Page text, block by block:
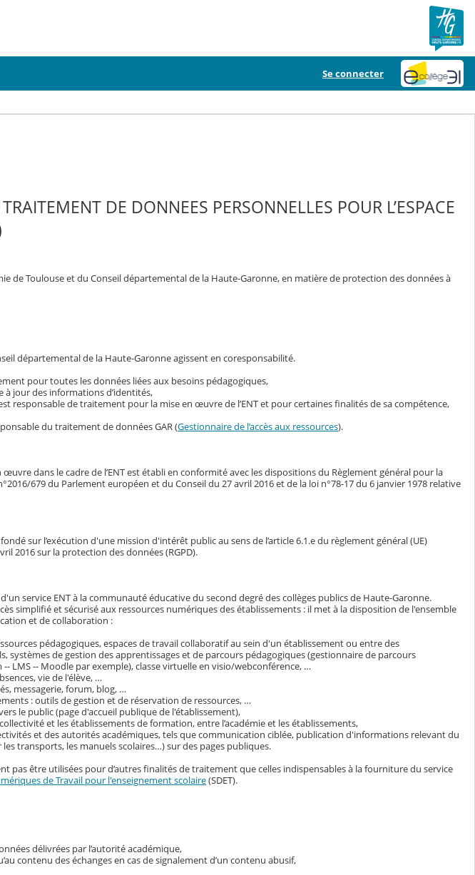
Se connecter
DE DONNEES PERSONNELLES POUR L’ESPACE
de Toulouse et du Conseil départemental de la Haute-Garonne, en matière de protection des données à
départemental de la Haute-Garonne agissent en coresponsabilité.
pour toutes les données liées aux besoins pédagogiques,
à jour des informations d’identités,
responsable de traitement pour la mise en œuvre de l’ENT et pour certaines finalités de sa compétence,
du traitement de données GAR (Gestionnaire de l’accès aux ressources).
dans le cadre de l’ENT est établi en conformité avec les dispositions du Règlement général pour la
679 du Parlement européen et du Conseil du 27 avril 2016 et de la loi n°78-17 du 6 janvier 1978 relative
sur l’exécution d'une mission d'intérêt public au sens de l’article 6.1.e du règlement général (UE)
2016 sur la protection des données (RGPD).
service ENT à la communauté éducative du second degré des collèges publics de Haute-Garonne.
simplifié et sécurisé aux ressources numériques des établissements : il met à la disposition de l'ensemble
et de collaboration :
pédagogiques, espaces de travail collaboratif au sein d'un établissement ou entre des
systèmes de gestion des apprentissages et de parcours pédagogiques (gestionnaire de parcours
LMS -- Moodle par exemple), classe virtuelle en visio/webconférence, …
vie de l'élève, …
messagerie, forum, blog, …
: outils de gestion et de réservation de ressources, …
le public (page d'accueil publique de l'établissement),
et les établissements de formation, entre l’académie et les établissements,
et des autorités académiques, tels que communication ciblée, publication d'informations relevant du
transports, les manuels scolaires…) sur des pages publiques.
pas être utilisées pour d’autres finalités de traitement que celles indispensables à la fourniture du service
de Travail pour l'enseignement scolaire(SDET).
délivrées par l’autorité académique,
contenu des échanges en cas de signalement d’un contenu abusif,